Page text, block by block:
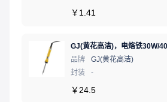
￥ 1.41
品牌
GJ(黄花高洁)
封装
-
￥ 24.5